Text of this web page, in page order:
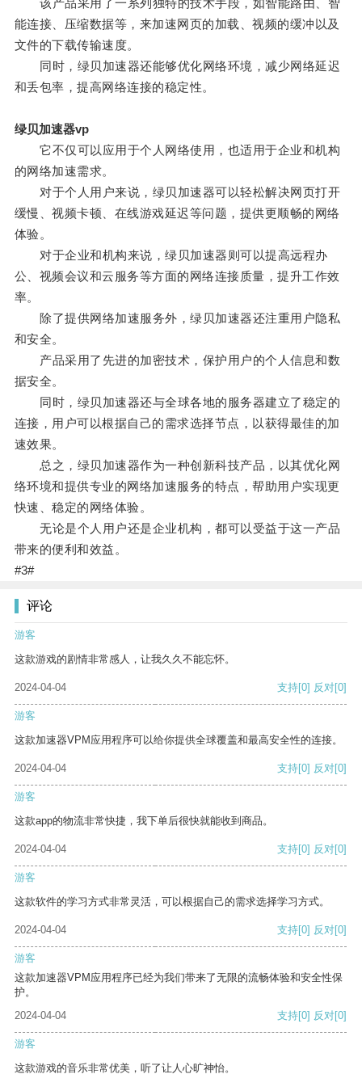
该产品采用了一系列独特的技术手段，如智能路由、智
能连接、压缩数据等，来加速网页的加载、视频的缓冲以及
文件的下载传输速度。
同时，绿贝加速器还能够优化网络环境，减少网络延迟
和丢包率，提高网络连接的稳定性。
绿贝加速器vp
它不仅可以应用于个人网络使用，也适用于企业和机构
的网络加速需求。
对于个人用户来说，绿贝加速器可以轻松解决网页打开
缓慢、视频卡顿、在线游戏延迟等问题，提供更顺畅的网络
体验。
对于企业和机构来说，绿贝加速器则可以提高远程办
公、视频会议和云服务等方面的网络连接质量，提升工作效
率。
除了提供网络加速服务外，绿贝加速器还注重用户隐私
和安全。
产品采用了先进的加密技术，保护用户的个人信息和数
据安全。
同时，绿贝加速器还与全球各地的服务器建立了稳定的
连接，用户可以根据自己的需求选择节点，以获得最佳的加
速效果。
总之，绿贝加速器作为一种创新科技产品，以其优化网
络环境和提供专业的网络加速服务的特点，帮助用户实现更
快速、稳定的网络体验。
无论是个人用户还是企业机构，都可以受益于这一产品
带来的便利和效益。
#3#
评论
游客
这款游戏的剧情非常感人，让我久久不能忘怀。
2024-04-04 支持[0] 反对[0]
游客
这款加速器VPM应用程序可以给你提供全球覆盖和最高安全性的连接。
2024-04-04 支持[0] 反对[0]
游客
这款app的物流非常快捷，我下单后很快就能收到商品。
2024-04-04 支持[0] 反对[0]
游客
这款软件的学习方式非常灵活，可以根据自己的需求选择学习方式。
2024-04-04 支持[0] 反对[0]
游客
这款加速器VPM应用程序已经为我们带来了无限的流畅体验和安全性保
护。
2024-04-04
支持[0] 反对[0]
游客
这款游戏的音乐非常优美，听了让人心旷神怡。